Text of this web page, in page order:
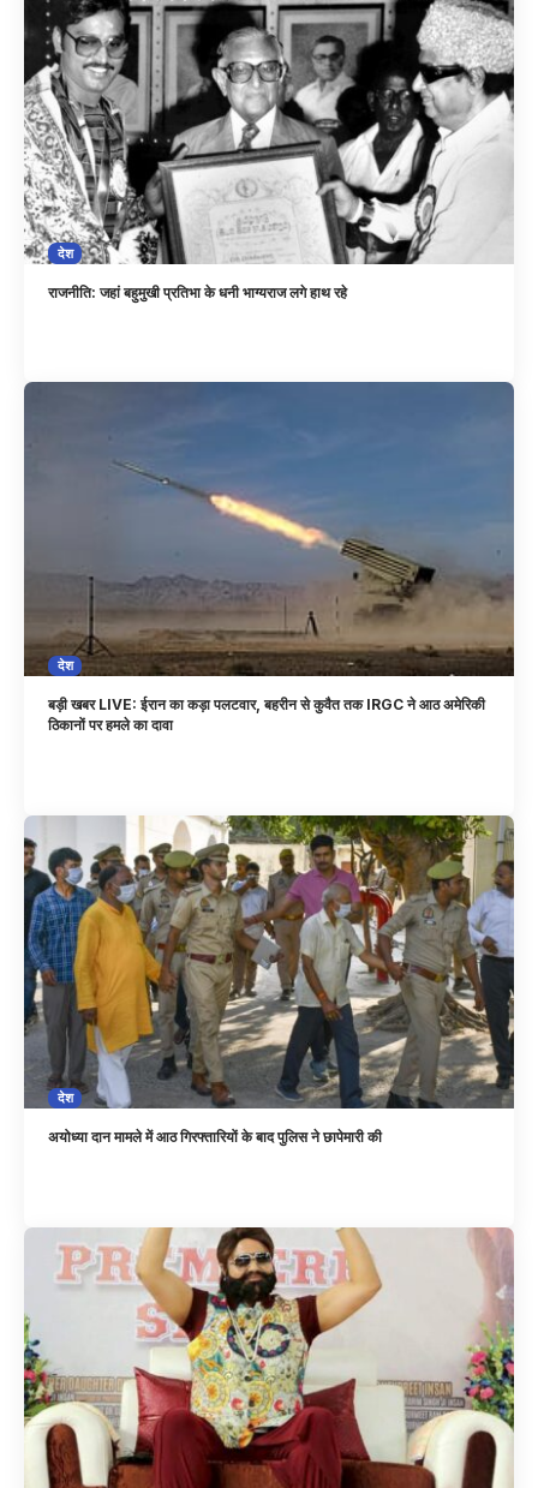
देश
राजनीति: जहां बहुमुखी प्रतिभा के धनी भाग्यराज लगे हाथ रहे
देश
बड़ी खबर LIVE: ईरान का कड़ा पलटवार, बहरीन से कुवैत तक IRGC ने आठ अमेरिकी
ठिकानों पर हमले का दावा
देश
अयोध्या दान मामले में आठ गिरफ्तारियों के बाद पुलिस ने छापेमारी की